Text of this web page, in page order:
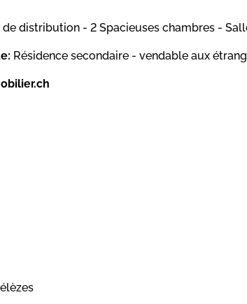
de distribution - 2 Spacieuses chambres -
Résidence secondaire - vendable aux